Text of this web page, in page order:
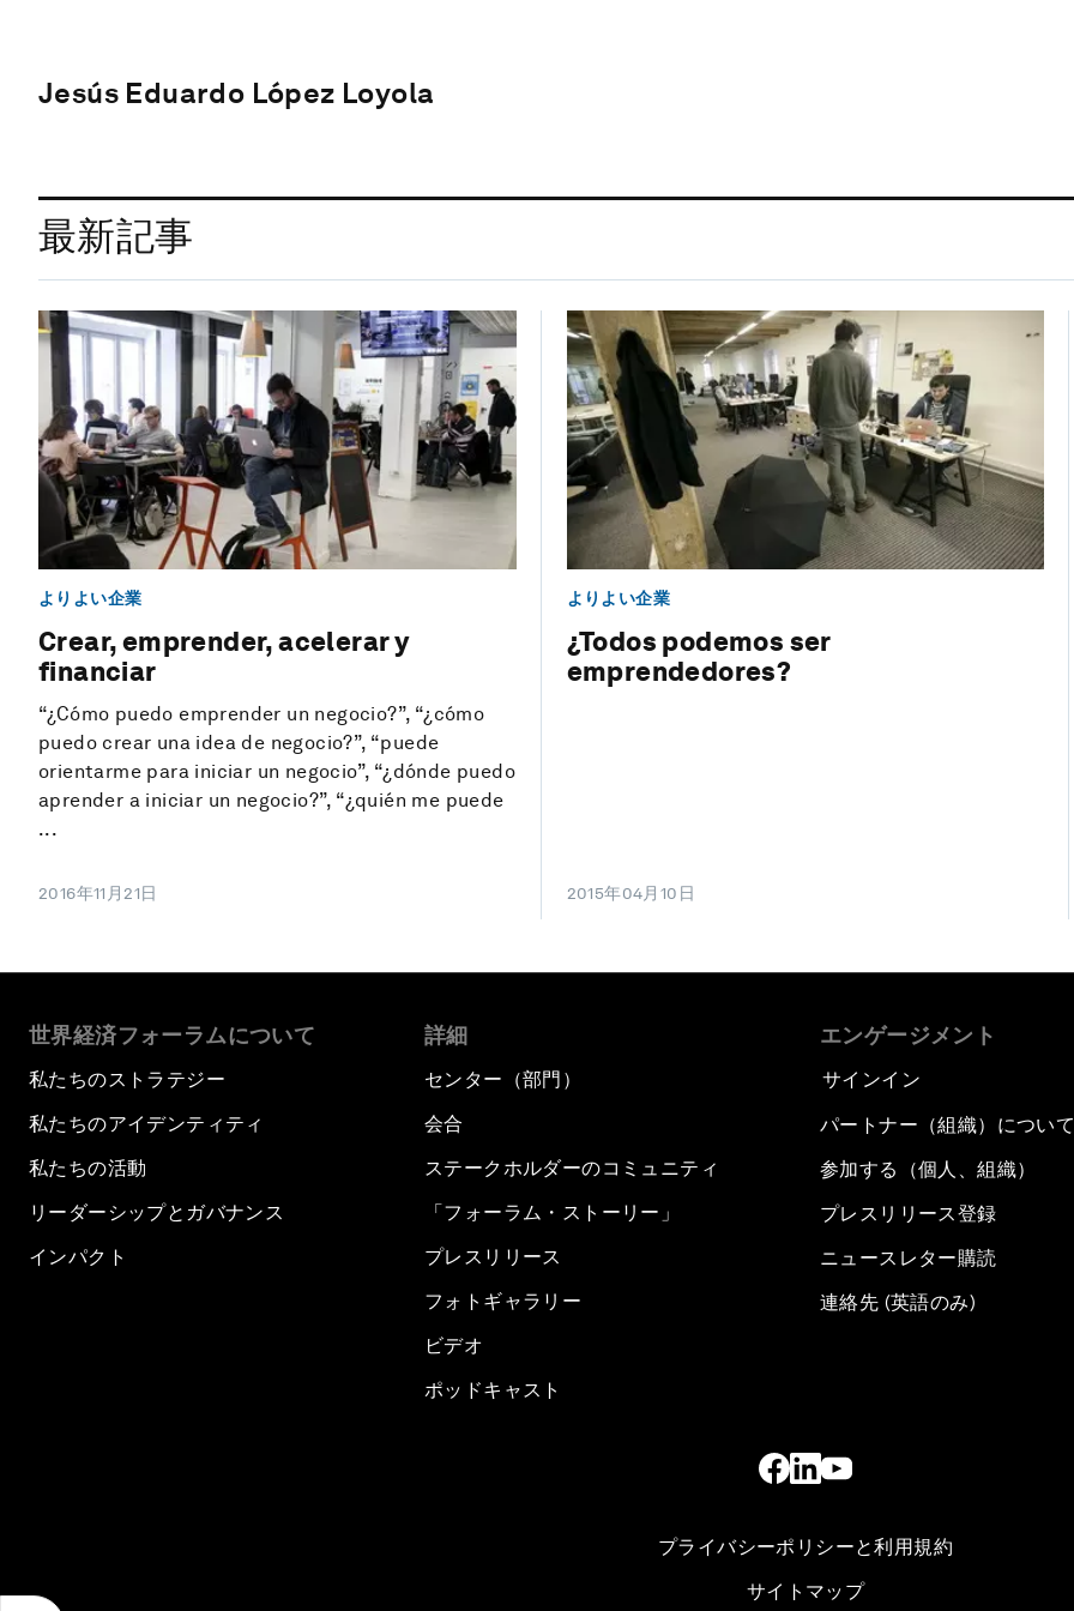
Jesús Eduardo López Loyola
最新記事
よりよい企業
Crear, emprender, acelerar y
financiar
“¿Cómo puedo emprender un negocio?”, “¿cómo
puedo crear una idea de negocio?”, “puede
orientarme para iniciar un negocio”, “¿dónde puedo
aprender a iniciar un negocio?”, “¿quién me puede
...
2016年11月21日
よりよい企業
¿Todos podemos ser
emprendedores?
2015年04月10日
世界経済フォーラムについて
私たちのストラテジー
私たちのアイデンティティ
私たちの活動
リーダーシップとガバナンス
インパクト
詳細
センター（部門）
会合
ステークホルダーのコミュニティ
「フォーラム・ストーリー」
プレスリリース
フォトギャラリー
ビデオ
ポッドキャスト
エンゲージメント
サインイン
パートナー（組織）につい
参加する（個人、組織）
プレスリリース登録
ニュースレター購読
連絡先 (英語のみ)
プライバシーポリシーと利用規約
サイトマップ